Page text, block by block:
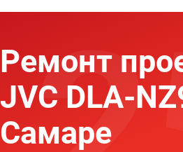
Ремонт
JVC DLA-
Самаре